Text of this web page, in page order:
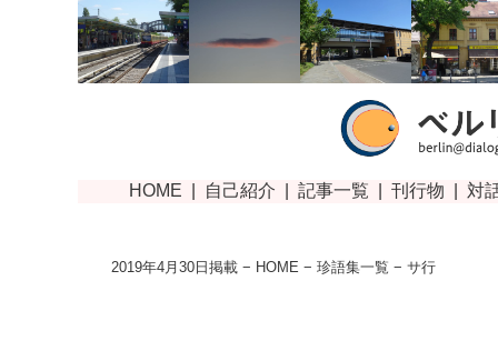
2019年4月30日掲載 − HOME − 珍語集一覧 − サ行